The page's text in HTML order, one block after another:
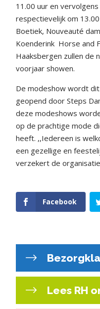
11.00 uur en
respectievelijk om
Boetiek, Nouveauté
Koenderink Horse and
Haaksbergen zullen de
voorjaar showen.
De modeshow wordt
geopend door Steps
deze modeshows
op de prachtige mode
heeft. ,,Iedereen is
een gezellige en
verzekert de
Facebook
Lees RH